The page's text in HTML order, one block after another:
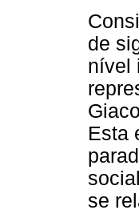
de
nível
Esta
se